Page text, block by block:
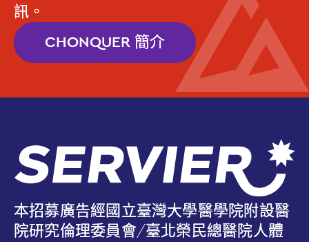
訊。
CHONQUER 簡介
本招募廣告經國立臺灣大學醫學院附設醫
院研究倫理委員會/臺北榮民總醫院人體